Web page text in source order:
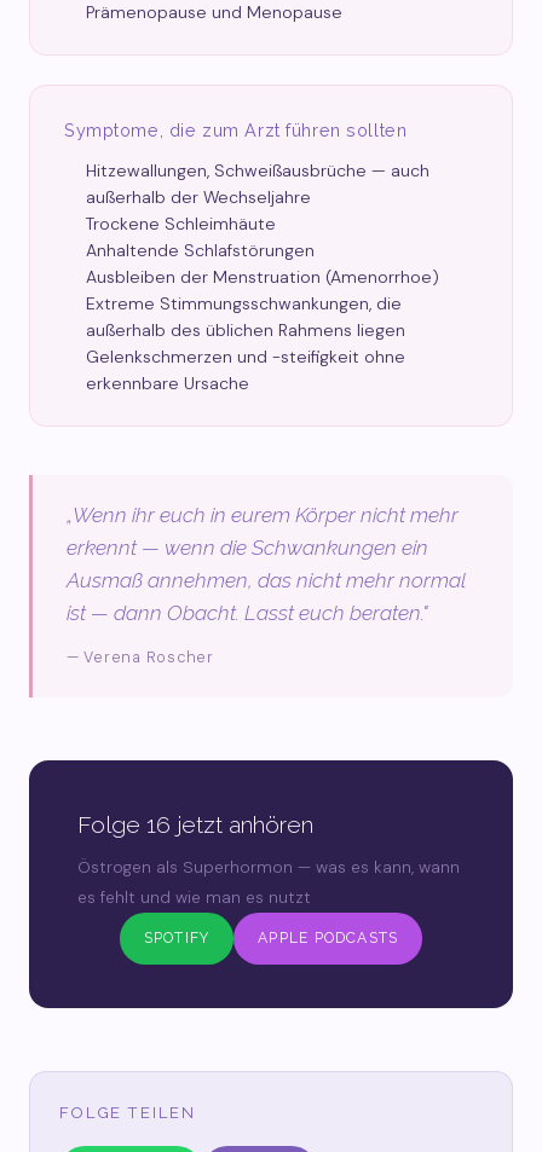
Prämenopause und Menopause
Symptome, die zum Arzt führen sollten
Hitzewallungen, Schweißausbrüche — auch
außerhalb der Wechseljahre
Trockene Schleimhäute
Anhaltende Schlafstörungen
Ausbleiben der Menstruation (Amenorrhoe)
Extreme Stimmungsschwankungen, die
außerhalb des üblichen Rahmens liegen
Gelenkschmerzen und -steifigkeit ohne
erkennbare Ursache
„Wenn ihr euch in eurem Körper nicht mehr
erkennt — wenn die Schwankungen ein
Ausmaß annehmen, das nicht mehr normal
ist — dann Obacht. Lasst euch beraten."
— Verena Roscher
Folge 16 jetzt anhören
Östrogen als Superhormon — was es kann, wann
es fehlt und wie man es nutzt
SPOTIFY APPLE PODCASTS
FOLGE TEILEN